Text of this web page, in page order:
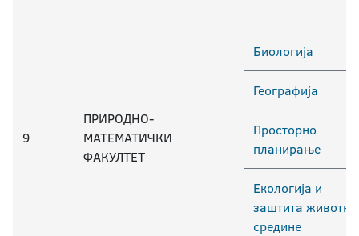
9
ПРИРОДНО-
МАТЕМАТИЧКИ
ФАКУЛТЕТ
Биологија
Географија
Просторно
планирање
Екологија и
заштита животне
средине